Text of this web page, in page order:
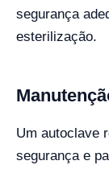
segurança
esterilização.
Um autoclave
segurança e